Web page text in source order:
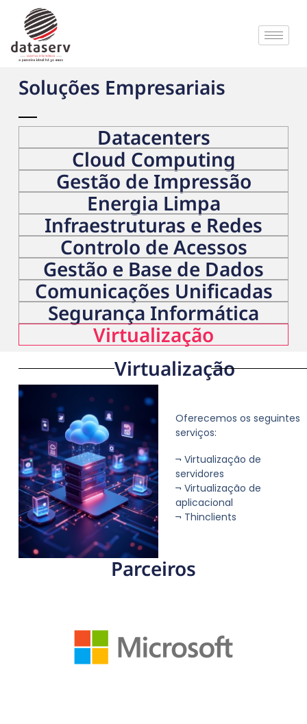
Soluções Empresariais
Datacenters
Cloud Computing
Gestão de Impressão
Energia Limpa
Infraestruturas e Redes
Controlo de Acessos
Gestão e Base de Dados
Comunicações Unificadas
Segurança Informática
Virtualização
Virtualização
Oferecemos os seguintes
serviços:
¬ Virtualização de
servidores
¬ Virtualização de
aplicacional
¬ Thinclients
Parceiros